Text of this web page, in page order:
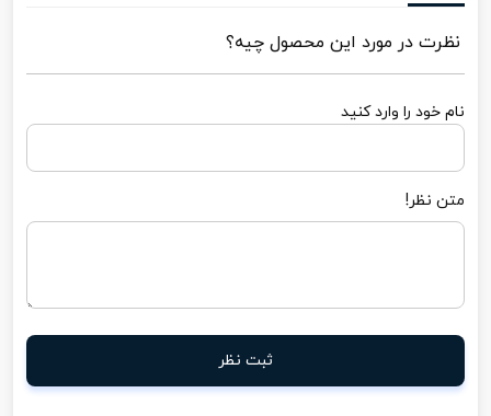
نظرت در مورد این محصول چیه؟
نام خود را وارد کنید
متن نظر!
ثبت نظر